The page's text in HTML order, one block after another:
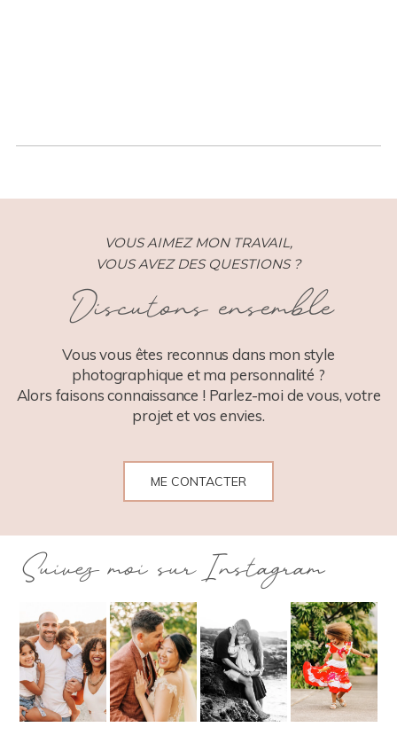
VOUS AIMEZ MON TRAVAIL,
VOUS AVEZ DES QUESTIONS ?
Discutons ensemble
Vous vous êtes reconnus dans mon style
photographique et ma personnalité ?
Alors faisons connaissance ! Parlez-moi de vous, votre
projet et vos envies.
ME CONTACTER
Suivez moi sur Instagram